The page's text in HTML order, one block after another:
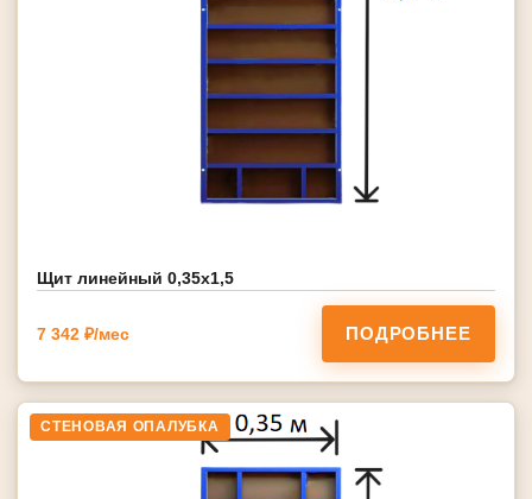
Щит линейный 0,35х1,5
7 342 ₽/мес ПОДРОБНЕЕ
СТЕНОВАЯ ОПАЛУБКА